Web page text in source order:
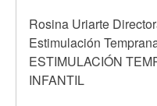
Rosina Uriarte
Estimulación
ESTIMULACIÓN
INFANTIL